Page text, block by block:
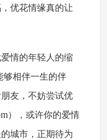
优花情缘真的让
情的年轻人的缩
够相伴一生的伴
友，不妨尝试优
），或许你的爱情
城市，正期待为